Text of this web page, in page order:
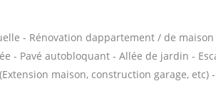
- Rénovation dappartement / de
- Pavé autobloquant - Allée de jardin -
maison, construction garage, etc)